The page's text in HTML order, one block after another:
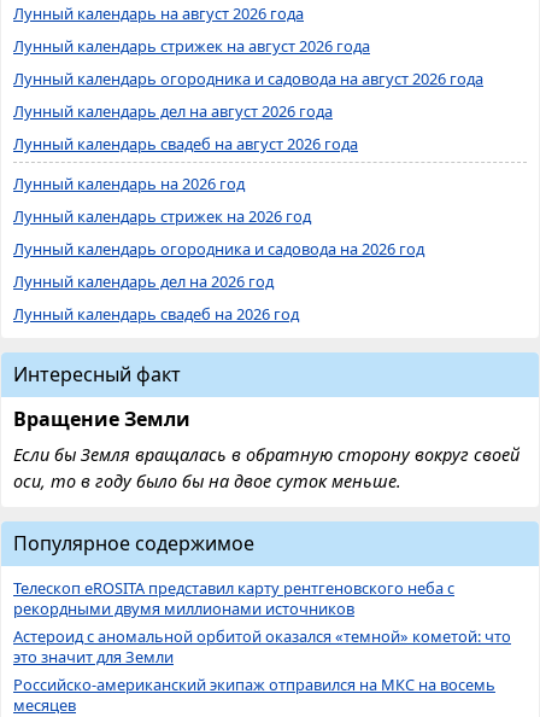
Лунный календарь на август 2026 года
Лунный календарь стрижек на август 2026 года
Лунный календарь огородника и садовода на август 2026 года
Лунный календарь дел на август 2026 года
Лунный календарь свадеб на август 2026 года
Лунный календарь на 2026 год
Лунный календарь стрижек на 2026 год
Лунный календарь огородника и садовода на 2026 год
Лунный календарь дел на 2026 год
Лунный календарь свадеб на 2026 год
Интересный факт
Вращение Земли
Если бы Земля вращалась в обратную сторону вокруг своей
оси, то в году было бы на двое суток меньше.
Популярное содержимое
Телескоп eROSITA представил карту рентгеновского неба с
рекордными двумя миллионами источников
Астероид с аномальной орбитой оказался «темной» кометой: что
это значит для Земли
Российско-американский экипаж отправился на МКС на восемь
месяцев